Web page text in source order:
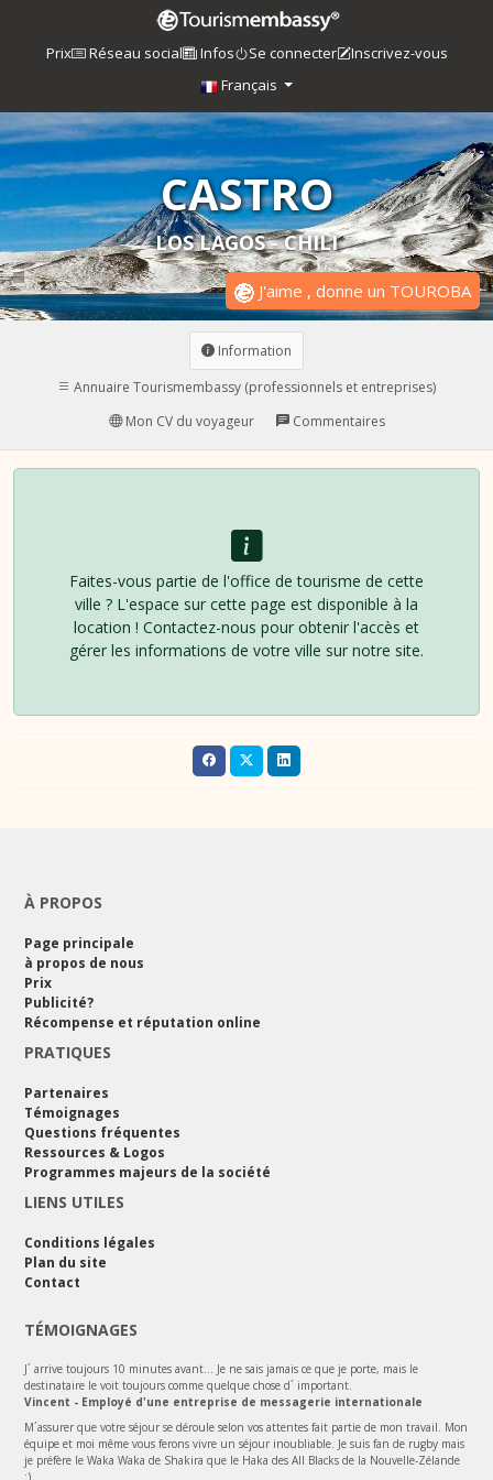
Prix Réseau social Infos Se connecter
Inscrivez-vous
Français
CASTRO
LOS LAGOS - CHILI
J'aime , donne un TOUROBA
Information
Annuaire Tourismembassy (professionnels et entreprises)
Mon CV du voyageur
Commentaires
Faites-vous partie de l'office de tourisme de cette
ville ? L'espace sur cette page est disponible à la
location ! Contactez-nous pour obtenir l'accès et
gérer les informations de votre ville sur notre site.
À PROPOS
Page principale
à propos de nous
Prix
Publicité?
Récompense et réputation online
PRATIQUES
Partenaires
Témoignages
Questions fréquentes
Ressources & Logos
Programmes majeurs de la société
LIENS UTILES
Conditions légales
Plan du site
Contact
TÉMOIGNAGES
J´ arrive toujours 10 minutes avant... Je ne sais jamais ce que je porte, mais le
destinataire le voit toujours comme quelque chose d´ important.
Vincent - Employé d'une entreprise de messagerie internationale
M´assurer que votre séjour se déroule selon vos attentes fait partie de mon travail. Mon
équipe et moi même vous ferons vivre un séjour inoubliable. Je suis fan de rugby mais
je préfère le Waka Waka de Shakira que le Haka des All Blacks de la Nouvelle-Zélande
:)